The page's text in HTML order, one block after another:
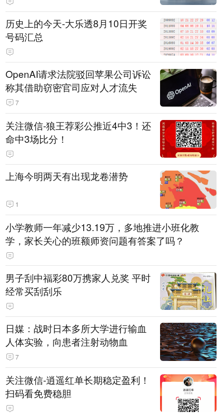
历史上的今天-大乐透8月10日开奖
号码汇总
OpenAI请求法院驳回苹果公司诉讼
称其借助窃密官司应对人才流失
7
关注微信-狼王荐彩公推近4中3！还
命中3场比分！
上海今明两天有出现龙卷潜势
1
小学教师一年减少13.19万，多地推进小班化教
学，家长关心的班额师资问题有答案了吗？
男子刮中福彩80万携家人兑奖 平时
经常买刮刮乐
日媒：战时日本多所大学进行输血
人体实验，向患者注射动物血
7
关注微信-逍遥红单长期稳定盈利！
扫码看免费稳胆